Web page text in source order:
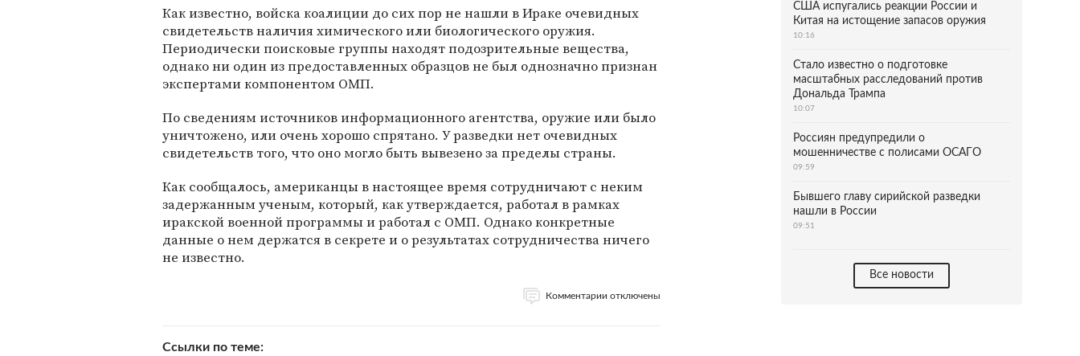
Как известно, войска коалиции до сих пор не нашли в Ираке очевидных
свидетельств наличия химического или биологического оружия.
Периодически поисковые группы находят подозрительные вещества,
однако ни один из предоставленных образцов не был однозначно признан
экспертами компонентом ОМП.
По сведениям источников информационного агентства, оружие или было
уничтожено, или очень хорошо спрятано. У разведки нет очевидных
свидетельств того, что оно могло быть вывезено за пределы страны.
Как сообщалось, американцы в настоящее время сотрудничают с неким
задержанным ученым, который, как утверждается, работал в рамках
иракской военной программы и работал с ОМП. Однако конкретные
данные о нем держатся в секрете и о результатах сотрудничества ничего
не известно.
Комментарии отключены
Ссылки по теме
США испугались реакции России и
Китая на истощение запасов оружия
10:16
Стало известно о подготовке
масштабных расследований против
Дональда Трампа
10:07
Россиян предупредили о
мошенничестве с полисами ОСАГО
09:59
Бывшего главу сирийской разведки
нашли в России
09:51
Все новости